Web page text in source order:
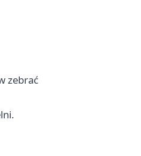
zebrać